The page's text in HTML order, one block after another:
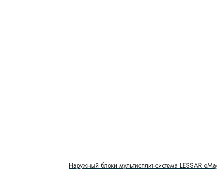
Наружный блоки мультисплит-система LESSAR